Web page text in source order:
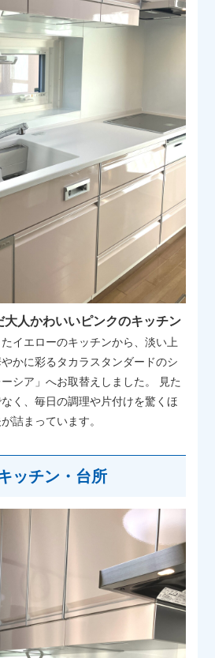
大人かわいいピンクのキッチン
イエローのキッチンから、淡い上
かに彩るタカラスタンダードのシ
シア」へお取替えしました。 見た
く、毎日の調理や片付けを驚くほ
詰まっています。
ッチン・台所